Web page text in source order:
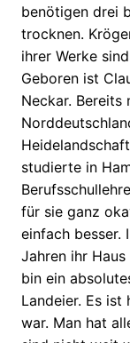
benötigen drei
trocknen.
ihrer Werke
Geboren ist
Neckar. Bereits
studierte in
für sie ganz
einfach besser.
Jahren ihr
bin ein
Landeier. Es ist
war. Man hat